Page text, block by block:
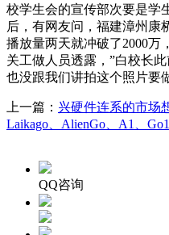
校学生会的宣传部次要是学
后，有网友问，福建漳州康
播放量两天就冲破了2000万
关工做人员透露，”白校长
也没跟我们讲拍这个照片要
上一篇： 兴硬件连系的市场
Laikago、AlienGo、A1、
QQ咨询